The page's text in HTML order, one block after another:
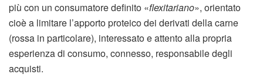
più con un consumatore definito «flexitariano», orientato
cioè a limitare l’apporto proteico dei derivati della carne
(rossa in particolare), interessato e attento alla propria
esperienza di consumo, connesso, responsabile degli
acquisti.